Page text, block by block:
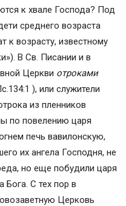
к хвале Господа? Под
среднего возраста
к возрасту, известному
В Св. Писании и в
Церкви отроками
), или служители
из пленников
по повелению царя
печь вавилонскую,
их ангела Господня, не
но еще побудили царя
Бога. С тех пор в
Церковь